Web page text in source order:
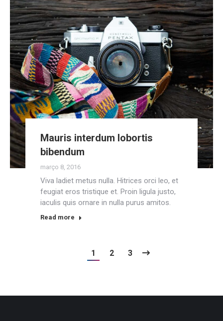
Mauris interdum lobortis
bibendum
março 8, 2016
Viva ladiet metus nulla. Hitrices orci leo, et
feugiat eros tristique et. Proin ligula justo,
iaculis quis ornare in nulla purus amitos.
Read more
1 2 3